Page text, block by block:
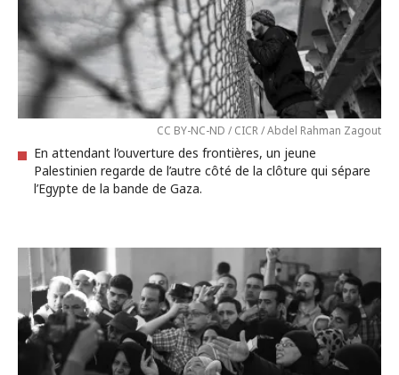
CC BY-NC-ND / CICR / Abdel Rahman Zagout
En attendant l’ouverture des frontières, un jeune
Palestinien regarde de l’autre côté de la clôture qui sépare
l’Egypte de la bande de Gaza.